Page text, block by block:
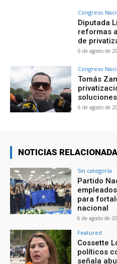
Congreso
Diputada
reformas
de
6 de agosto de
Congreso
Tomás
6 de agosto de
NOTICIAS
Sin categoría
Partido
para
nacional
6 de agosto de
Featured
Cossette
políticos
señala